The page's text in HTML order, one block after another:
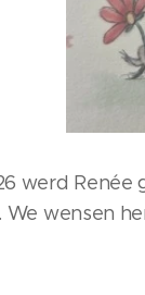
werd Renée
We wensen